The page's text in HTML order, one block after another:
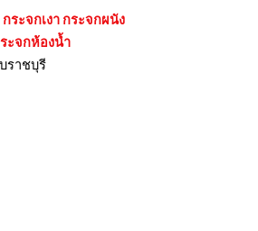
ระจกเงา กระจกผนัง
ะจกห้องน้ำ
ราชบุรี